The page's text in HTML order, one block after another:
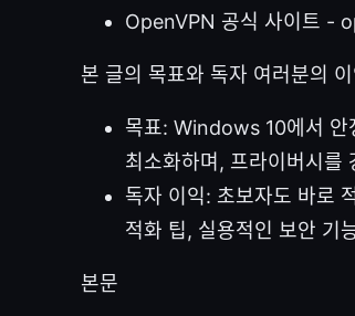
OpenVPN 공식 사이트 -
본 글의 목표와 독자 여러분의 이
목표: Windows 10에서 안
최소화하며, 프라이버시를
독자 이익: 초보자도 바로
적화 팁, 실용적인 보안 기
본문